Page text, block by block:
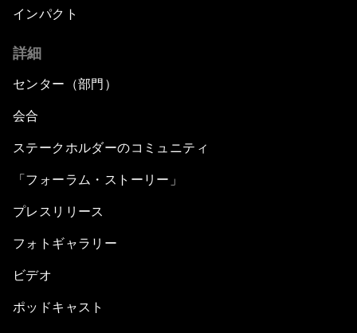
The New Banking Context
Forum Debate: The Price of Instability
Transformational Leadership
Transformational Leadership
An Insight, An Idea with Queen Rania
Religion: A Pretext for Conflict?
インパクト
詳細
センター（部門）
会合
ステークホルダーのコミュニティ
「フォーラム・ストーリー」
プレスリリース
フォトギャラリー
ビデオ
ポッドキャスト